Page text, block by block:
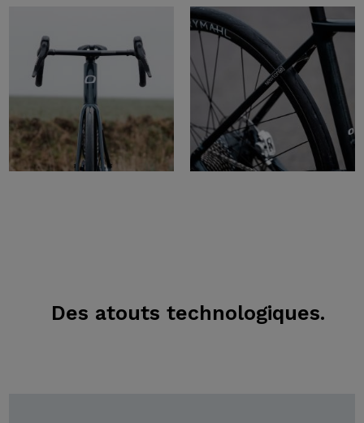
Des atouts technologiques.